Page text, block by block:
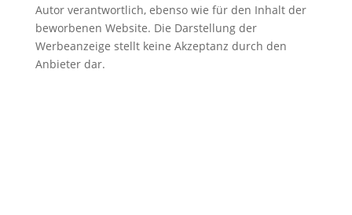
Autor verantwortlich, ebenso wie für den Inhalt der
beworbenen Website. Die Darstellung der
Werbeanzeige stellt keine Akzeptanz durch den
Anbieter dar.